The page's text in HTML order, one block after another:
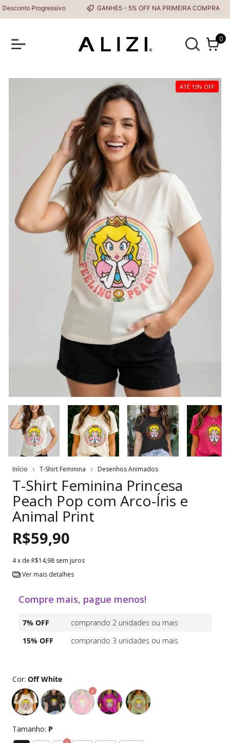
Progressivo GANHE5 - 5% OFF NA PRIMEIRA COMPRA
0
ATÉ 15% OFF
Início T-Shirt Feminina Desenhos Animados
T-Shirt Feminina Princesa
Peach Pop com Arco-Íris e
Animal Print
R$59,90
4x de R$14,98 sem juros
Ver mais detalhes
Compre mais, pague menos!
7% OFF
comprando 2 unidades ou mais
15% OFF
comprando 3 unidades ou mais
Cor: Off White
Tamanho: P